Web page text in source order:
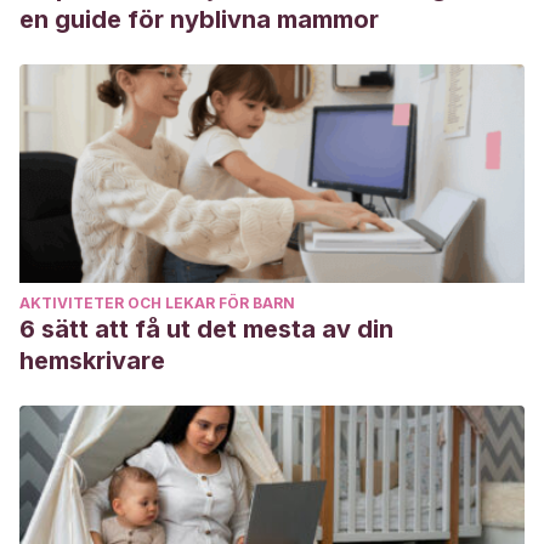
en guide för nyblivna mammor
AKTIVITETER OCH LEKAR FÖR BARN
6 sätt att få ut det mesta av din
hemskrivare